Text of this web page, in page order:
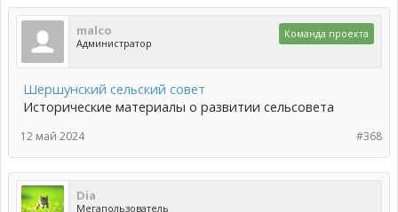
malco
Администратор
Команда проекта
Шершунский сельский совет
Исторические материалы о развитии сельсовета
#368
12 май 2024
Dia
Мегапользователь